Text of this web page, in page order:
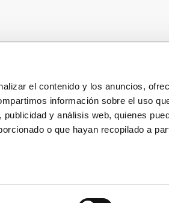
el contenido y los anuncios,
información sobre el uso
y análisis web, quienes
o que hayan recopilado a
Política de privacidad
Política de privacidad
Condiciones generales
compra
Contacto